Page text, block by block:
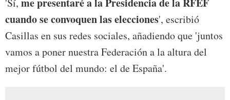
'Sí, me presentaré a la Presidencia de la RFEF
cuando se convoquen las elecciones', escribió
Casillas en sus redes sociales, añadiendo que 'juntos
vamos a poner nuestra Federación a la altura del
mejor fútbol del mundo: el de España'.